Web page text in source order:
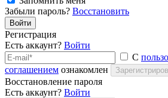
Забыли пароль? Восстановить
Войти
Регистрация
Есть аккаунт? Войти
С
соглашением ознакомлен
Восстановление пароля
Есть аккаунт? Войти